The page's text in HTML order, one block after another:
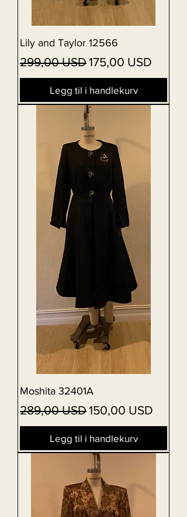
Lily and Taylor 12566
Vanlig pris
299,00 USDSalgspris
175,00 USD
Legg til i handlekurv
Moshita 32401A
Vanlig pris
289,00 USDSalgspris
150,00 USD
Legg til i handlekurv